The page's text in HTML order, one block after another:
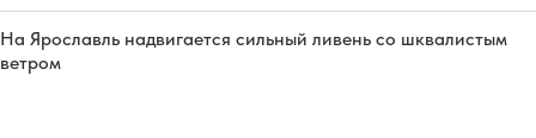
На Ярославль надвигается сильный ливень со шквалистым
ветром